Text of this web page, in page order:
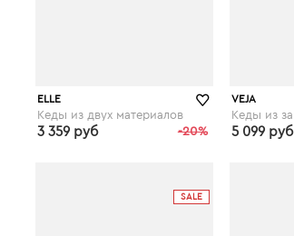
ELLE
Кеды из двух материалов
-20%
3 359 руб
VEJA
5 099 руб
SALE